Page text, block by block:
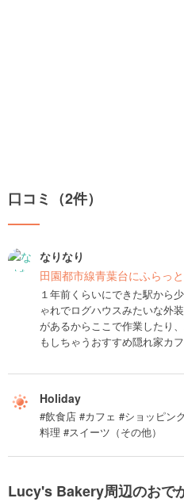
口コミ（2件）
なりなり
田園都市線青葉台にふらっ
１年前くらいにできた駅から
ゃれでログハウスみたいな外
があるからここで作業したり
もしちゃうおすすめ隠れ家カ
Holiday
#飲食店 #カフェ #ショッピン
料理 #スイーツ（その他）
Lucy's Bakery周辺のおで